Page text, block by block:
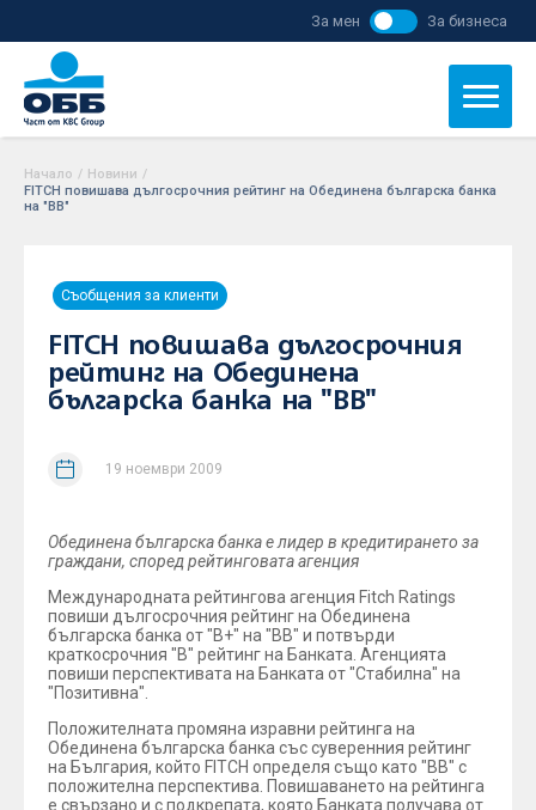
За мен За бизнеса
Начало / Новини /
FITCH повишава дългосрочния рейтинг на Обединена българска банка
на "BB"
Съобщения за клиенти
FITCH повишава дългосрочния
рейтинг на Обединена
българска банка на "BB"
19 ноември 2009
Обединена българска банка е лидер в кредитирането за
граждани, според рейтинговата агенция
Международната рейтингова агенция Fitch Ratings
повиши дългосрочния рейтинг на Обединена
българска банка от "B+" на "ВВ" и потвърди
краткосрочния "B" рейтинг на Банката. Агенцията
повиши перспективата на Банката от "Стабилна" на
"Позитивна".
Положителната промяна изравни рейтинга на
Обединена българска банка със суверенния рейтинг
на България, който FITCH определя също като "ВВ" с
положителна перспектива. Повишаването на рейтинга
е свързано и с подкрепата, която Банката получава от